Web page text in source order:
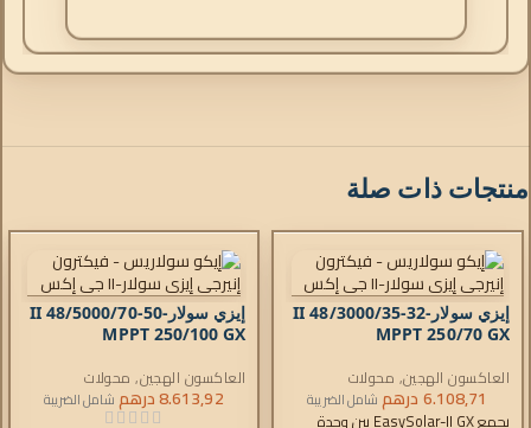
منتجات ذات صلة
إيزي سولار-II 48/3000/35-32
MPPT 250/70 GX
العاكسون الهجين, محولات
EasySolar-II
, شواحن التيار المتردد
وحدات التحكم
6.108,71درهم شامل الضريبة
يجمع EasySolar-II GX بين وحدة
إيزي سولار-II 48/5000/70-50
MPPT 250/100 GX
العاكسون الهجين, محولات
EasySolar-II
, شواحن التيار المتردد
وحدات التحكم
8.613,92درهمشامل الضريبة